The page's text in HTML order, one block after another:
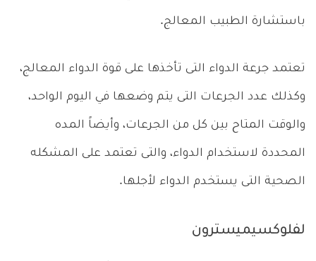
باستشارة الطبيب المعالج.
تعتمد جرعة الدواء التى تأخذها على قوة الدواء المعالج،
وكذلك عدد الجرعات التى يتم وضعها في اليوم الواحد،
والوقت المتاح بين كل من الجرعات، وأيضاً المده
المحددة لاستخدام الدواء، والتى تعتمد على المشكله
الصحية التى يستخدم الدواء لأجلها.
لفلوكسيميسترون